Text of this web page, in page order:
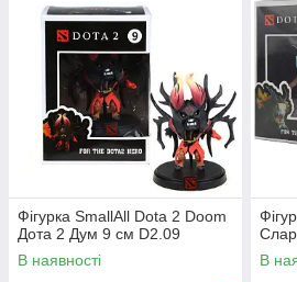
Фігурка SmallAll Dota 2 Doom
Дота 2 Дум 9 см D2.09
В наявності
В